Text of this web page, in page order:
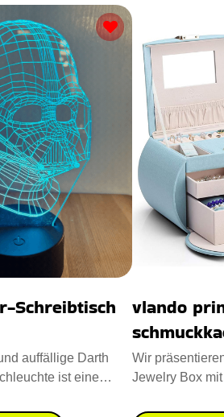
Schreibtisch
auffällige Darth
ist eine
vlando
Wir
Jewelry Box